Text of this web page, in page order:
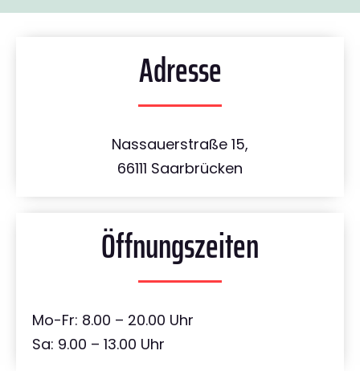
Adresse
Nassauerstraße 15,
66111 Saarbrücken
Öffnungszeiten
Mo-Fr: 8.00 – 20.00 Uhr
Sa: 9.00 – 13.00 Uhr